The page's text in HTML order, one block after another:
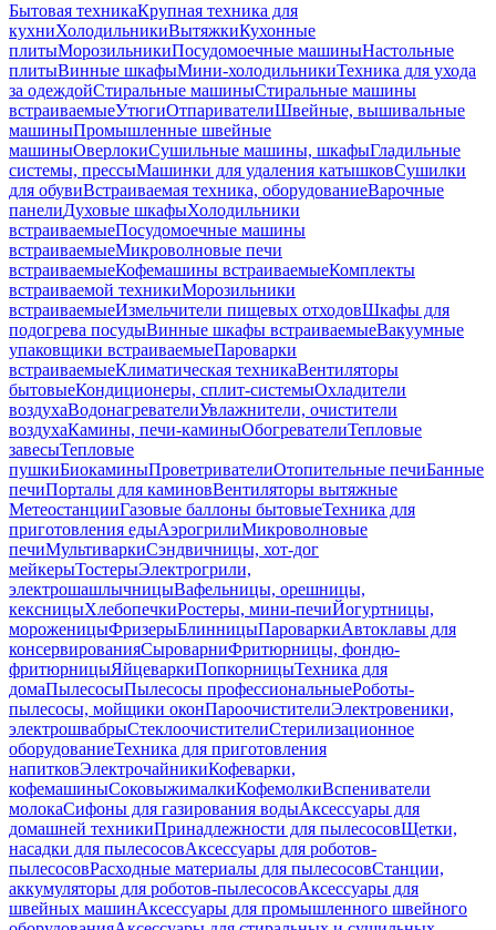
Бытовая техникаКрупная техника для
кухниХолодильникиВытяжкиКухонные
плитыМорозильникиПосудомоечные машиныНастольные
плитыВинные шкафыМини-холодильникиТехника для ухода
за одеждойСтиральные машиныСтиральные машины
встраиваемыеУтюгиОтпаривателиШвейные, вышивальные
машиныПромышленные швейные
машиныОверлокиСушильные машины, шкафыГладильные
системы, прессыМашинки для удаления катышковСушилки
для обувиВстраиваемая техника, оборудованиеВарочные
панелиДуховые шкафыХолодильники
встраиваемыеПосудомоечные машины
встраиваемыеМикроволновые печи
встраиваемыеКофемашины встраиваемыеКомплекты
встраиваемой техникиМорозильники
встраиваемыеИзмельчители пищевых отходовШкафы для
подогрева посудыВинные шкафы встраиваемыеВакуумные
упаковщики встраиваемыеПароварки
встраиваемыеКлиматическая техникаВентиляторы
бытовыеКондиционеры, сплит-системыОхладители
воздухаВодонагревателиУвлажнители, очистители
воздухаКамины, печи-каминыОбогревателиТепловые
завесыТепловые
пушкиБиокаминыПроветривателиОтопительные печиБанные
печиПорталы для каминовВентиляторы вытяжные
МетеостанцииГазовые баллоны бытовыеТехника для
приготовления едыАэрогрилиМикроволновые
печиМультиваркиСэндвичницы, хот-дог
мейкерыТостерыЭлектрогрили,
электрошашлычницыВафельницы, орешницы,
кексницыХлебопечкиРостеры, мини-печиЙогуртницы,
мороженицыФризерыБлинницыПароваркиАвтоклавы для
консервированияСыроварниФритюрницы, фондю-
фритюрницыЯйцеваркиПопкорницыТехника для
домаПылесосыПылесосы профессиональныеРоботы-
пылесосы, мойщики оконПароочистителиЭлектровеники,
электрошвабрыСтеклоочистителиСтерилизационное
оборудованиеТехника для приготовления
напитковЭлектрочайникиКофеварки,
кофемашиныСоковыжималкиКофемолкиВспениватели
молокаСифоны для газирования водыАксессуары для
домашней техникиПринадлежности для пылесосовЩетки,
насадки для пылесосовАксессуары для роботов-
пылесосовРасходные материалы для пылесосовСтанции,
аккумуляторы для роботов-пылесосовАксессуары для
швейных машинАксессуары для промышленного швейного